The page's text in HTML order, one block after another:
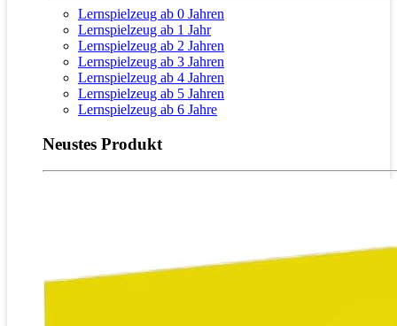
Lernspielzeug ab 0 Jahren
Lernspielzeug ab 1 Jahr
Lernspielzeug ab 2 Jahren
Lernspielzeug ab 3 Jahren
Lernspielzeug ab 4 Jahren
Lernspielzeug ab 5 Jahren
Lernspielzeug ab 6 Jahre
Neustes Produkt